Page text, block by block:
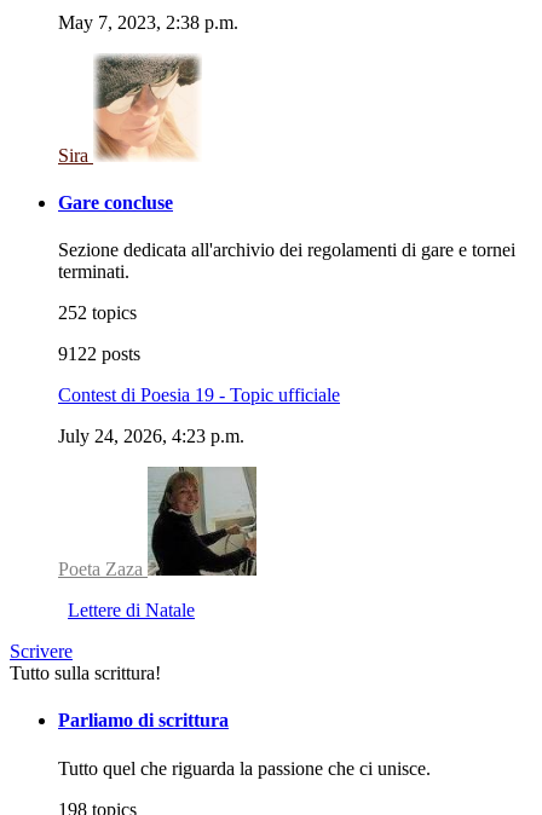
May 7, 2023, 2:38 p.m.
Sira
Gare concluse
Sezione dedicata all'archivio dei regolamenti di gare e tornei
terminati.
252 topics
9122 posts
Contest di Poesia 19 - Topic ufficiale
July 24, 2026, 4:23 p.m.
Poeta Zaza
Lettere di Natale
Scrivere
Tutto sulla scrittura!
Parliamo di scrittura
Tutto quel che riguarda la passione che ci unisce.
198 topics